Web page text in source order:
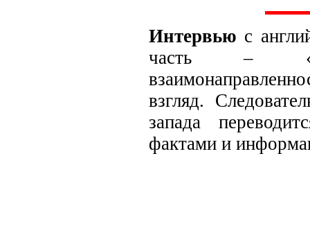
Интервью с
часть –
взгляд.
запада
фактами и